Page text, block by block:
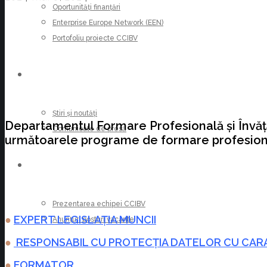
Oportunități finanțări
Enterprise Europe Network (EEN)
Portofoliu proiecte CCIBV
Știri și noutăți
Comunicate de presă
Prezentarea echipei CCIBV
Anunțuri posturi vacante
Departamentul Formare Profesională și
următoarele programe de formare
● EXPERT LEGISLAȚIA MUNCII
● RESPONSABIL CU PROTECȚIA DATELOR CU